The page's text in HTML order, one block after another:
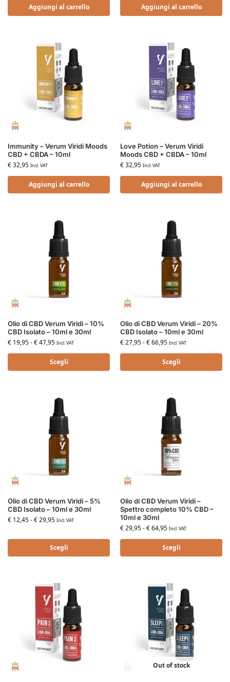
Aggiungi al carrello Aggiungi al carrello
Immunity – Verum Viridi Moods
CBD + CBDA – 10ml
€32,95 Incl. VAT
Aggiungi al carrello
Love Potion – Verum Viridi
Moods CBD + CBDA – 10ml
€32,95 Incl. VAT
Aggiungi al carrello
Olio di CBD Verum Viridi – 10%
CBD Isolato – 10ml e 30ml
€ 19,95-€47,95 Incl. VAT
Scegli
Olio di CBD Verum Viridi – 20%
CBD Isolato – 10ml e 30ml
€27,95-€66,95 Incl. VAT
Scegli
Olio di CBD Verum Viridi – 5%
CBD Isolato – 10ml e 30ml
€ 12,45-€29,95 Incl. VAT
Scegli
Olio di CBD Verum Viridi –
Spettro completo 10% CBD –
10ml e 30ml
€29,95-€64,95 Incl. VAT
Scegli
Out of stock